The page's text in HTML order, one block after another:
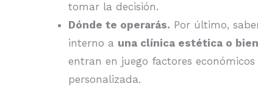
tomar la decisión.
Dónde te operarás. Por último,
interno a una clínica estética o
entran en juego factores
personalizada.